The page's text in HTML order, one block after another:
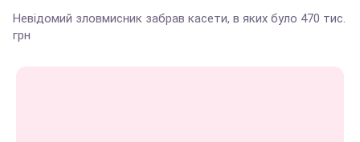
Невідомий зловмисник забрав касети, в яких було 470 тис.
грн